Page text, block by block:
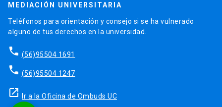
MEDIACIÓN UNIVERSITARIA
Teléfonos para orientación y consejo si se ha vulnerado
alguno de tus derechos en la universidad.
phone (56)95504 1691
phone (56)95504 1247
launch Ir a la Oficina de Ombuds UC